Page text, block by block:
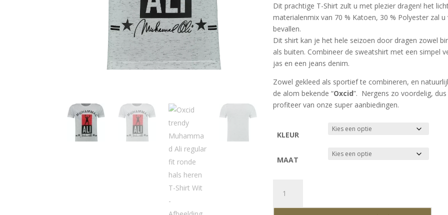
Dit prachtige T-Shirt zult u met plezier dragen! het
materialenmix van 70 % Katoen, 30 % Polyester zal u
bevallen.
Dit shirt kan je het hele seizoen door dragen zowel
als buiten. Combineer de sweatshirt met een simpel
jas en een jeans denim.
Zowel gekleed als sportief te combineren, en
de alom bekende “Oxcid”. Nergens zo voordelig, dus
profiteer van onze super aanbiedingen.
KLEUR
MAAT
trendy
Muhammad